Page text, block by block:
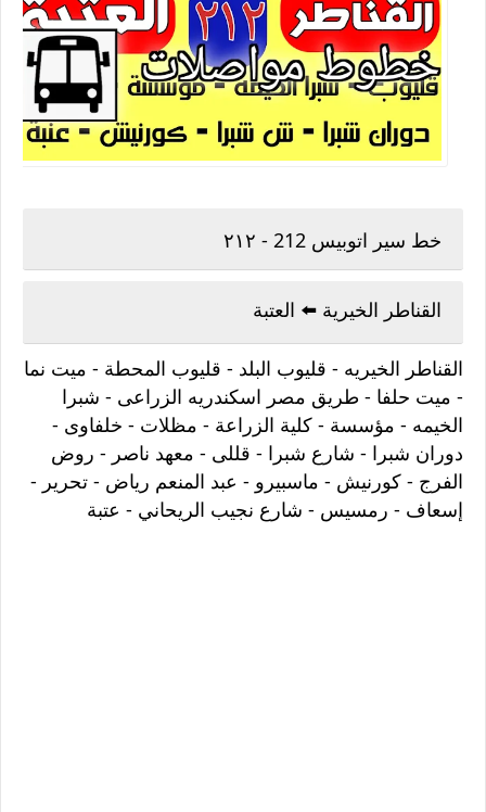
خط سير اتوبيس 212 - ٢١٢
القناطر الخيرية ⁦⬅️⁩ العتبة
القناطر الخيريه - قليوب البلد - قليوب المحطة - ميت نما
- ميت حلفا - طريق مصر اسكندريه الزراعى - شبرا
الخيمه - مؤسسة - كلية الزراعة - مظلات - خلفاوى -
دوران شبرا - شارع شبرا - قللى - معهد ناصر - روض
الفرج - كورنيش - ماسبيرو - عبد المنعم رياض - تحرير -
إسعاف - رمسيس - شارع نجيب الريحاني - عتبة